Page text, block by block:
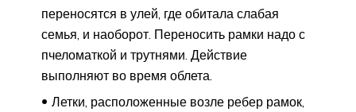
переносятся в улей, где обитала слабая
семья, и наоборот. Переносить рамки надо с
пчеломаткой и трутнями. Действие
выполняют во время облета.
Летки, расположенные возле ребер рамок,